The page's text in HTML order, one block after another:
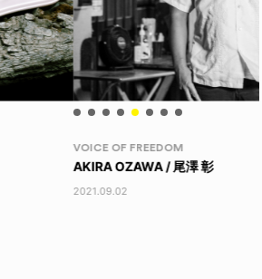
VOICE OF FREEDOM
AKIRA OZAWA / 尾澤 彰